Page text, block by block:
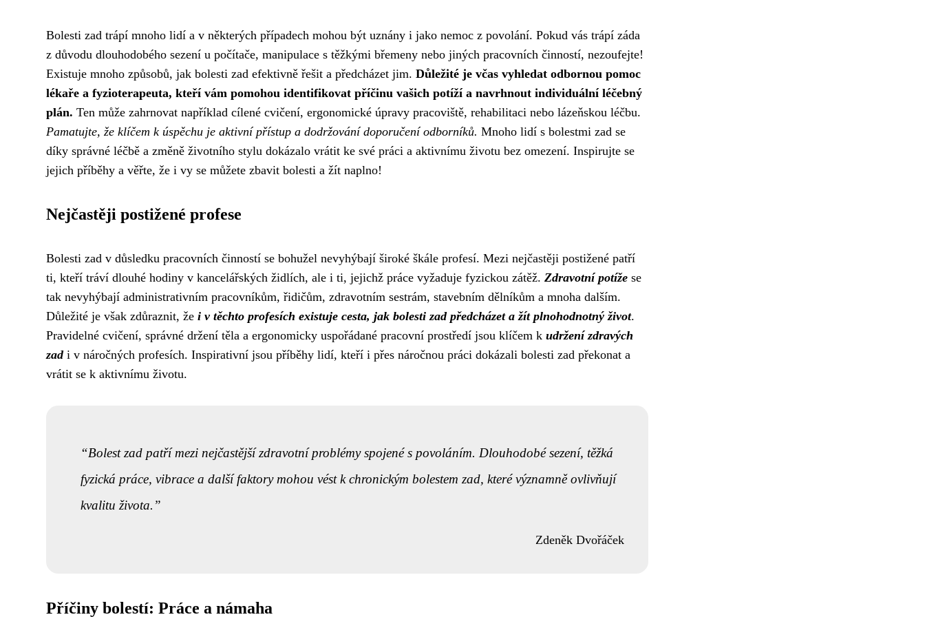
Bolesti zad trápí mnoho lidí a v některých případech mohou být uznány i jako nemoc z povolání. Pokud vás trápí záda
z důvodu dlouhodobého sezení u počítače, manipulace s těžkými břemeny nebo jiných pracovních činností, nezoufejte!
Existuje mnoho způsobů, jak bolesti zad efektivně řešit a předcházet jim. Důležité je včas vyhledat odbornou pomoc
lékaře a fyzioterapeuta, kteří vám pomohou identifikovat příčinu vašich potíží a navrhnout individuální léčebný
plán. Ten může zahrnovat například cílené cvičení, ergonomické úpravy pracoviště, rehabilitaci nebo lázeňskou léčbu.
Pamatujte, že klíčem k úspěchu je aktivní přístup a dodržování doporučení odborníků. Mnoho lidí s bolestmi zad se
díky správné léčbě a změně životního stylu dokázalo vrátit ke své práci a aktivnímu životu bez omezení. Inspirujte se
jejich příběhy a věřte, že i vy se můžete zbavit bolesti a žít naplno!
Nejčastěji postižené profese
Bolesti zad v důsledku pracovních činností se bohužel nevyhýbají široké škále profesí. Mezi nejčastěji postižené patří
ti, kteří tráví dlouhé hodiny v kancelářských židlích, ale i ti, jejichž práce vyžaduje fyzickou zátěž. Zdravotní potíže se
tak nevyhýbají administrativním pracovníkům, řidičům, zdravotním sestrám, stavebním dělníkům a mnoha dalším.
Důležité je však zdůraznit, že i v těchto profesích existuje cesta, jak bolesti zad předcházet a žít plnohodnotný život.
Pravidelné cvičení, správné držení těla a ergonomicky uspořádané pracovní prostředí jsou klíčem k udržení zdravých
zadi v náročných profesích. Inspirativní jsou příběhy lidí, kteří i přes náročnou práci dokázali bolesti zad překonat a
vrátit se k aktivnímu životu.
Bolest zad patří mezi nejčastější zdravotní problémy spojené s povoláním. Dlouhodobé sezení, těžká
fyzická práce, vibrace a další faktory mohou vést k chronickým bolestem zad, které významně ovlivňují
kvalitu života.
Zdeněk Dvořáček
Příčiny bolestí: Práce a námaha